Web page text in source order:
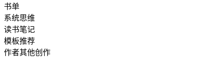
书单
系统思维
读书笔记
模板推荐
作者其他创作